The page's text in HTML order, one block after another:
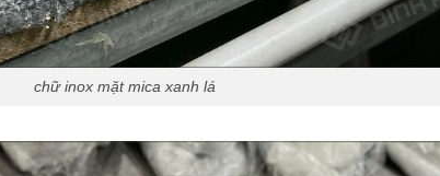
chữ inox mặt mica xanh lá